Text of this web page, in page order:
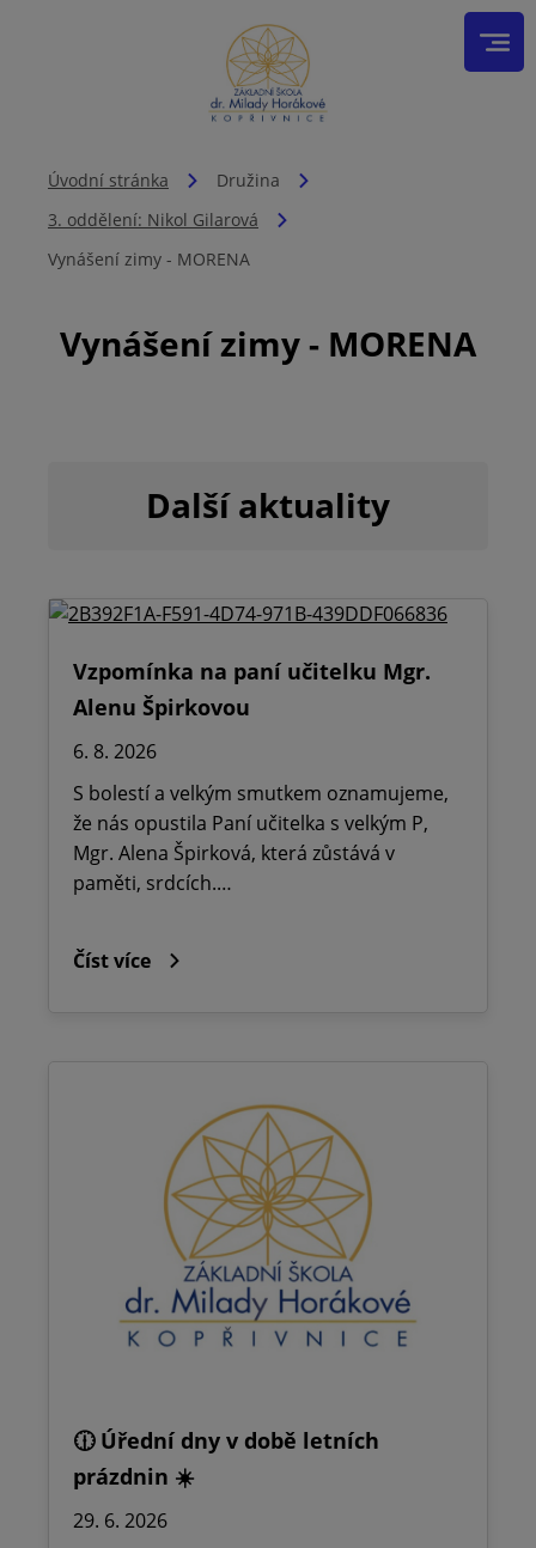
Úvodní stránka
Družina
3. oddělení: Nikol Gilarová
Vynášení zimy - MORENA
Vynášení zimy - MORENA
Další aktuality
Vzpomínka na paní učitelku Mgr.
Alenu Špirkovou
6. 8. 2026
S bolestí a velkým smutkem oznamujeme,
že nás opustila Paní učitelka s velkým P,
Mgr. Alena Špirková, která zůstává v
paměti, srdcích.…
Číst více
🕧 Úřední dny v době letních
prázdnin ☀️
29. 6. 2026